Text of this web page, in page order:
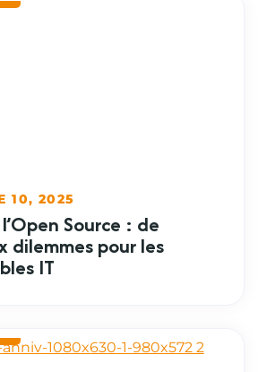
l’Open Source : de
dilemmes pour les
IT
10, 2025